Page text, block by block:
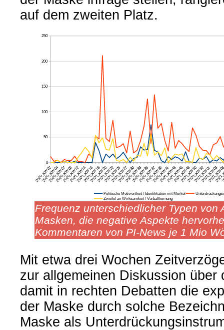
auf dem zweiten Platz.
Frequenz unterschiedlicher Typen von
Masken, die negative Aspekte
Kommentaren von PI-News je 1 Mio
Mit etwa drei Wochen
zur allgemeinen Diskussion über
damit in rechten Debatten die
der Maske durch solche
Maske als